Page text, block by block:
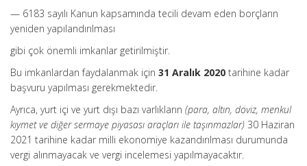
— 6183 sayılı Kanun kapsamında tecili devam eden borçların
yeniden yapılandırılması
gibi çok önemli imkanlar getirilmiştir.
Bu imkanlardan faydalanmak için 31 Aralık 2020 tarihine kadar
başvuru yapılması gerekmektedir.
Ayrıca, yurt içi ve yurt dışı bazı varlıkların (para, altın, döviz, menkul
kıymet ve diğer sermaye piyasası araçları ile taşınmazlar) 30 Haziran
2021 tarihine kadar milli ekonomiye kazandırılması durumunda
vergi alınmayacak ve vergi incelemesi yapılmayacaktır.